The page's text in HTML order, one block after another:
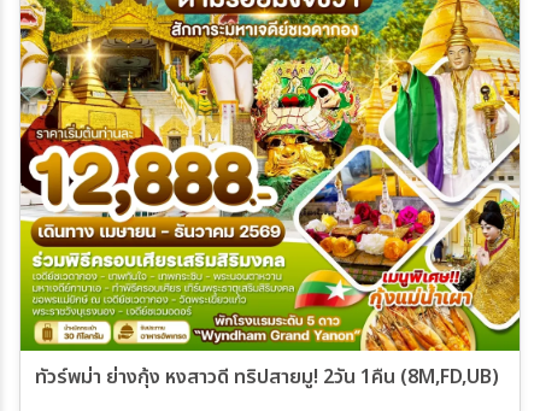
ทัวร์พม่า ย่างกุ้ง หงสาวดี ทริปสายมู! 2วัน 1คืน (8M,FD,UB)